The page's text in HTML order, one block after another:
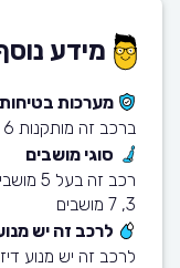
מידע
מערכות בטיחות
ברכב זה מותקנות 6 מערכות בטיחות מתקדמות
סוגי מושבים
3, 7 מושבים
לרכב זה יש
לרכב זה יש מנוע